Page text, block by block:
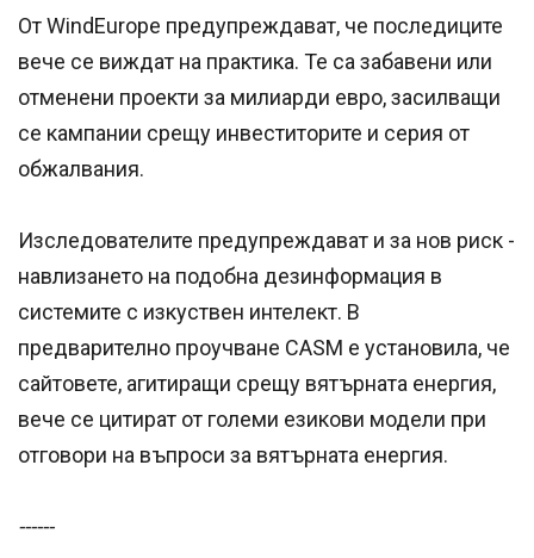
От WindEurope предупреждават, че последиците
вече се виждат на практика. Те са забавени или
отменени проекти за милиарди евро, засилващи
се кампании срещу инвеститорите и серия от
обжалвания.
Изследователите предупреждават и за нов риск -
навлизането на подобна дезинформация в
системите с изкуствен интелект. В
предварително проучване CASM е установила, че
сайтовете, агитиращи срещу вятърната енергия,
вече се цитират от големи езикови модели при
отговори на въпроси за вятърната енергия.
------